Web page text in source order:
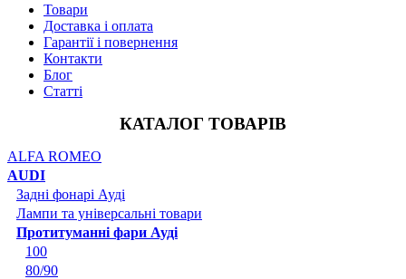
Товари
Доставка і оплата
Гарантії і повернення
Контакти
Блог
Статті
КАТАЛОГ ТОВАРІВ
ALFA ROMEO
AUDI
Задні фонарі Ауді
Лампи та універсальні товари
Протитуманні фари Ауді
100
80/90